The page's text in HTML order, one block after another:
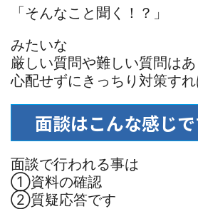
「そんなこと聞く！？」
みたいな
厳しい質問や難しい質問はあ
心配せずにきっちり対策すれ
面談はこんな感じ
面談で行われる事は
①資料の確認
②質疑応答です